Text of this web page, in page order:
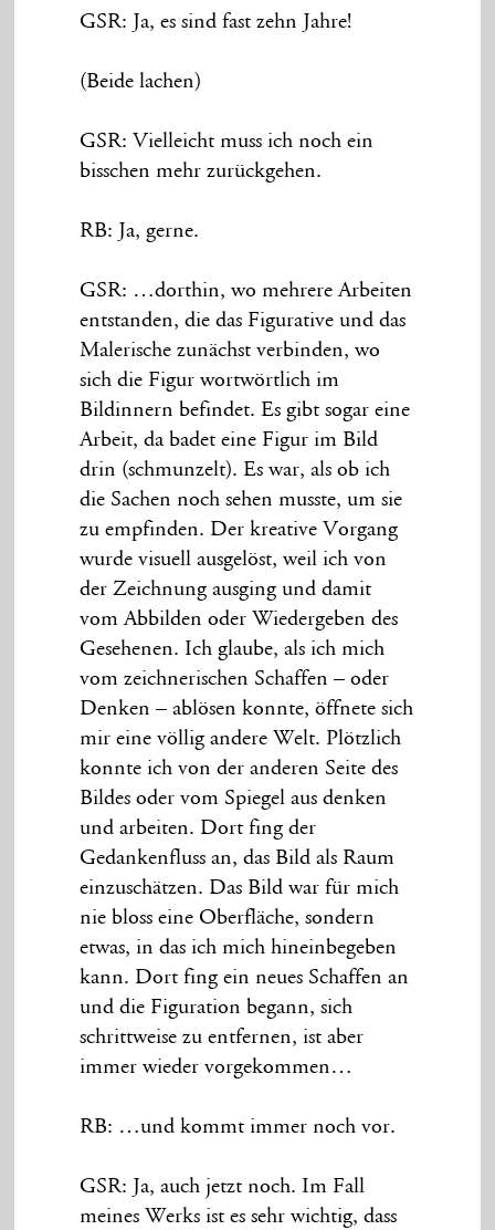
GSR: Ja, es sind fast zehn Jahre!
(Beide lachen)
GSR: Vielleicht muss ich noch ein
bisschen mehr zurückgehen.
RB: Ja, gerne.
GSR: …dorthin, wo mehrere Arbeiten
entstanden, die das Figurative und das
Malerische zunächst verbinden, wo
sich die Figur wortwörtlich im
Bildinnern befindet. Es gibt sogar eine
Arbeit, da badet eine Figur im Bild
drin (schmunzelt). Es war, als ob ich
die Sachen noch sehen musste, um sie
zu empfinden. Der kreative Vorgang
wurde visuell ausgelöst, weil ich von
der Zeichnung ausging und damit
vom Abbilden oder Wiedergeben des
Gesehenen. Ich glaube, als ich mich
vom zeichnerischen Schaffen – oder
Denken – ablösen konnte, öffnete sich
mir eine völlig andere Welt. Plötzlich
konnte ich von der anderen Seite des
Bildes oder vom Spiegel aus denken
und arbeiten. Dort fing der
Gedankenfluss an, das Bild als Raum
einzuschätzen. Das Bild war für mich
nie bloss eine Oberfläche, sondern
etwas, in das ich mich hineinbegeben
kann. Dort fing ein neues Schaffen an
und die Figuration begann, sich
schrittweise zu entfernen, ist aber
immer wieder vorgekommen…
RB: …und kommt immer noch vor.
GSR: Ja, auch jetzt noch. Im Fall
meines Werks ist es sehr wichtig, dass